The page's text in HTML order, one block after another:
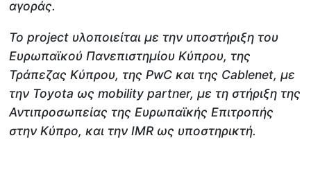
αγοράς.
Το project υλοποιείται με την υποστήριξη του
Ευρωπαϊκού Πανεπιστημίου Κύπρου, της
Τράπεζας Κύπρου, της PwC και της Cablenet, με
την Toyota ως mobility partner, με τη στήριξη της
Αντιπροσωπείας της Ευρωπαϊκής Επιτροπής
στην Κύπρο, και την IMR ως υποστηρικτή.